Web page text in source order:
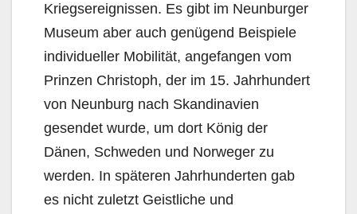
Kriegsereignissen. Es gibt im Neunburger
Museum aber auch genügend Beispiele
individueller Mobilität, angefangen vom
Prinzen Christoph, der im 15. Jahrhundert
von Neunburg nach Skandinavien
gesendet wurde, um dort König der
Dänen, Schweden und Norweger zu
werden. In späteren Jahrhunderten gab
es nicht zuletzt Geistliche und